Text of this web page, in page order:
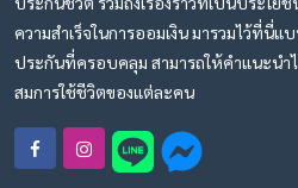
ความสำเร็จในการออมเงิน มารวมไว้ที่นี่
ประกันที่ครอบคลุม สามารถให้คำแนะนำ
สมการใช้ชีวิตของแต่ละคน